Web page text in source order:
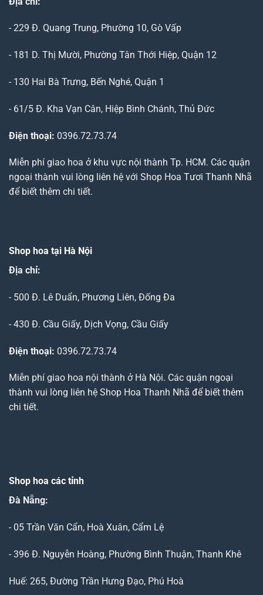
- 229 Đ. Quang Trung, Phường 10, Gò Vấp
- 181 D. Thị Mười, Phường Tân Thới Hiệp, Quận 12
- 130 Hai Bà Trưng, Bến Nghé, Quận 1
- 61/5 Đ. Kha Vạn Cân, Hiệp Bình Chánh, Thủ Đức
Điện thoại: 0396.72.73.74
Miễn phí giao hoa ở khu vực nội thành Tp. HCM. Các quận
ngoại thành vui lòng liên hệ với Shop Hoa Tươi Thanh Nhã
để biết thêm chi tiết.
Shop hoa tại Hà Nội
Địa chỉ:
- 500 Đ. Lê Duẩn, Phương Liên, Đống Đa
- 430 Đ. Cầu Giấy, Dịch Vọng, Cầu Giấy
Điện thoại: 0396.72.73.74
Miễn phí giao hoa nội thành ở Hà Nội. Các quận ngoại
thành vui lòng liên hệ Shop Hoa Thanh Nhã để biết thêm
chi tiết.
Shop hoa các tỉnh
Đà Nẵng:
- 05 Trần Văn Cẩn, Hoà Xuân, Cẩm Lệ
- 396 Đ. Nguyễn Hoàng, Phường Bình Thuận, Thanh Khê
Huế: 265, Đường Trần Hưng Đạo, Phú Hoà